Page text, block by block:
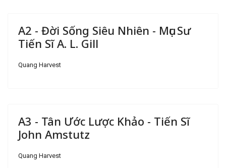
A2 - Đời Sống Siêu Nhiên - Mục Sư
Tiến Sĩ A. L. Gill
Quang Harvest
A3 - Tân Ước Lược Khảo - Tiến Sĩ
John Amstutz
Quang Harvest